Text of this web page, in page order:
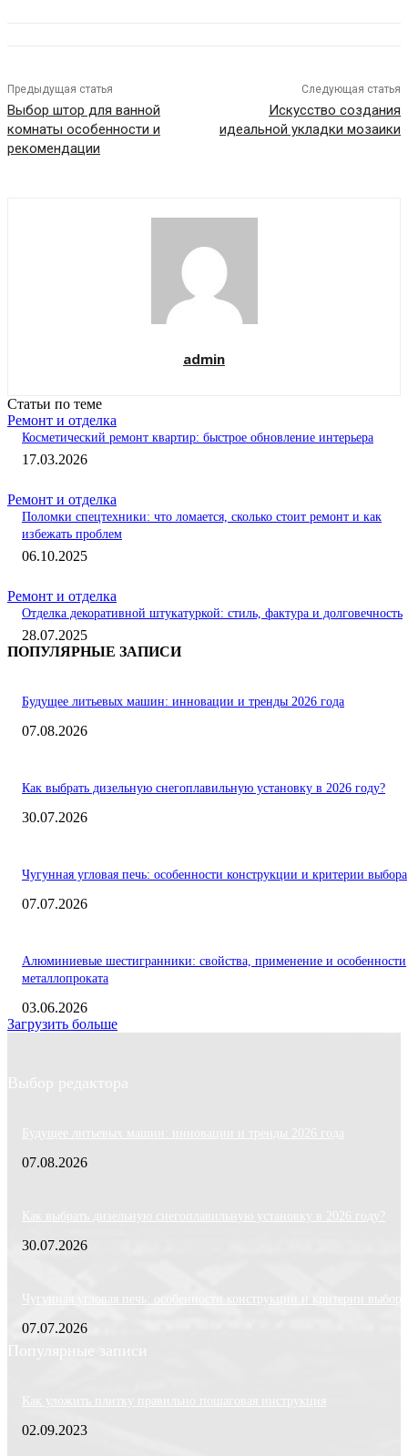
Предыдущая статья
Выбор штор для ванной
комнаты особенности и
рекомендации
Следующая статья
Искусство создания
идеальной укладки мозаики
admin
Статьи по теме
Ремонт и отделка
Косметический ремонт квартир: быстрое обновление интерьера
17.03.2026
Ремонт и отделка
Поломки спецтехники: что ломается, сколько стоит ремонт и как
избежать проблем
06.10.2025
Ремонт и отделка
Отделка декоративной штукатуркой: стиль, фактура и долговечность
28.07.2025
ПОПУЛЯРНЫЕ ЗАПИСИ
Будущее литьевых машин: инновации и тренды 2026 года
07.08.2026
Как выбрать дизельную снегоплавильную установку в 2026 году?
30.07.2026
Чугунная угловая печь: особенности конструкции и критерии выбора
07.07.2026
Алюминиевые шестигранники: свойства, применение и особенности
металлопроката
03.06.2026
Загрузить больше
Выбор редактора
Будущее литьевых машин: инновации и тренды 2026 года
07.08.2026
Как выбрать дизельную снегоплавильную установку в 2026 году?
30.07.2026
Чугунная угловая печь: особенности конструкции и критерии выбора
07.07.2026
Популярные записи
Как уложить плитку правильно пошаговая инструкция
02.09.2023